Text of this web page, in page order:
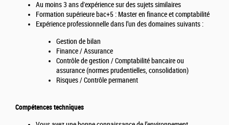
Au moins 3 ans d'expérience sur des sujets similaires
Formation supérieure bac+5 : Master en finance et comptabilité
Expérience professionnelle dans l’un des domaines suivants :
Gestion de bilan
Finance / Assurance
Contrôle de gestion / Comptabilité bancaire ou
assurance (normes prudentielles, consolidation)
Risques / Contrôle permanent
Compétences techniques